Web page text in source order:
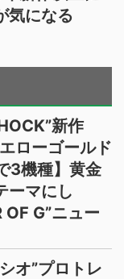
気になる
新作
エローゴールド
3機種】黄金
ーマにし
OF G”ニュー
オ”プロトレ